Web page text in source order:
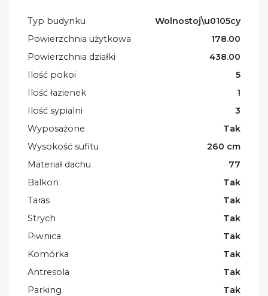
Typ budynku
Wolnostoj\u0105cy
Powierzchnia użytkowa
178.00
Powierzchnia działki
438.00
Ilość pokoi
5
Ilość łazienek
1
Ilość sypialni
3
Wyposażone
Tak
Wysokość sufitu
260 cm
Materiał dachu
77
Balkon
Tak
Taras
Tak
Strych
Tak
Piwnica
Tak
Komórka
Tak
Antresola
Tak
Parking
Tak